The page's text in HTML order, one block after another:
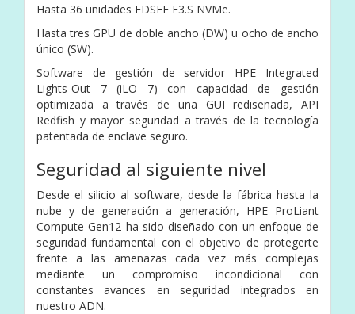
Hasta 36 unidades EDSFF E3.S NVMe.
Hasta tres GPU de doble ancho (DW) u ocho de ancho
único (SW).
Software de gestión de servidor HPE Integrated
Lights-Out 7 (iLO 7) con capacidad de gestión
optimizada a través de una GUI rediseñada, API
Redfish y mayor seguridad a través de la tecnología
patentada de enclave seguro.
Seguridad al siguiente nivel
Desde el silicio al software, desde la fábrica hasta la
nube y de generación a generación, HPE ProLiant
Compute Gen12 ha sido diseñado con un enfoque de
seguridad fundamental con el objetivo de protegerte
frente a las amenazas cada vez más complejas
mediante un compromiso incondicional con
constantes avances en seguridad integrados en
nuestro ADN.